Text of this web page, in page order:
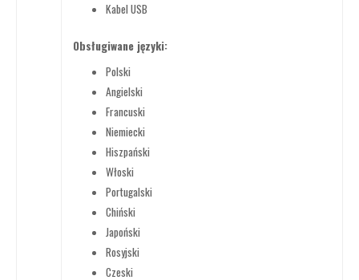
Kabel USB
Obsługiwane języki:
Polski
Angielski
Francuski
Niemiecki
Hiszpański
Włoski
Portugalski
Chiński
Japoński
Rosyjski
Czeski